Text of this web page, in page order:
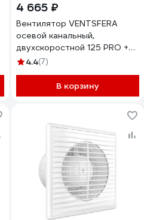
4 665 ₽
Вентилятор VENTSFERA
осевой канальный,
двухскоростной 125 PRO +
кнопка на корпусе для
125 BZ-125P
4.4(7)
В корзину